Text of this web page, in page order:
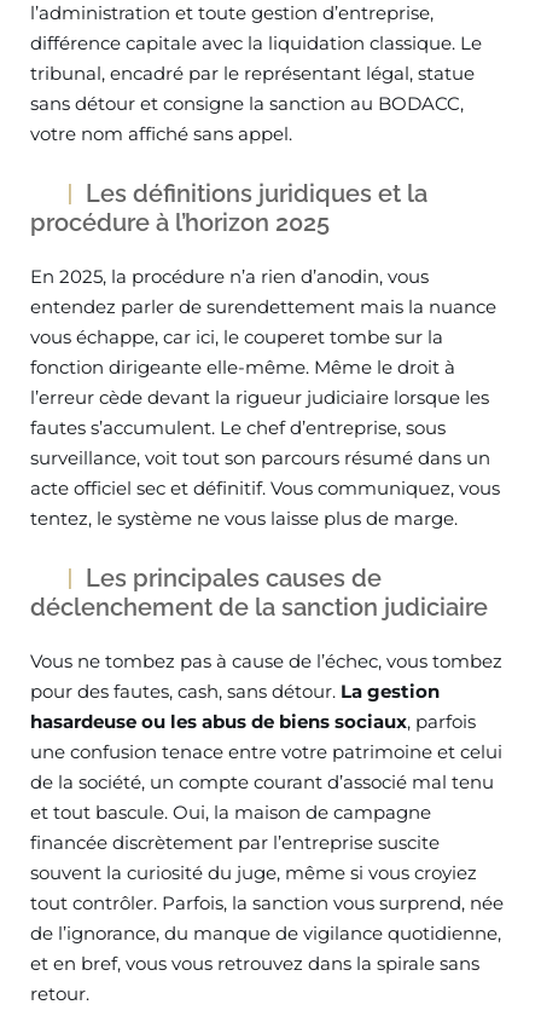
l’administration et toute gestion d’entreprise,
différence capitale avec la liquidation classique. Le
tribunal, encadré par le représentant légal, statue
sans détour et consigne la sanction au BODACC,
votre nom affiché sans appel.
Les définitions juridiques et la
procédure à l’horizon 2025
En 2025, la procédure n’a rien d’anodin, vous
entendez parler de surendettement mais la nuance
vous échappe, car ici, le couperet tombe sur la
fonction dirigeante elle-même. Même le droit à
l’erreur cède devant la rigueur judiciaire lorsque les
fautes s’accumulent. Le chef d’entreprise, sous
surveillance, voit tout son parcours résumé dans un
acte officiel sec et définitif. Vous communiquez, vous
tentez, le système ne vous laisse plus de marge.
Les principales causes de
déclenchement de la sanction judiciaire
Vous ne tombez pas à cause de l’échec, vous tombez
pour des fautes, cash, sans détour. La gestion
hasardeuse ou les abus de biens sociaux, parfois
une confusion tenace entre votre patrimoine et celui
de la société, un compte courant d’associé mal tenu
et tout bascule. Oui, la maison de campagne
financée discrètement par l’entreprise suscite
souvent la curiosité du juge, même si vous croyiez
tout contrôler. Parfois, la sanction vous surprend, née
de l’ignorance, du manque de vigilance quotidienne,
et en bref, vous vous retrouvez dans la spirale sans
retour.